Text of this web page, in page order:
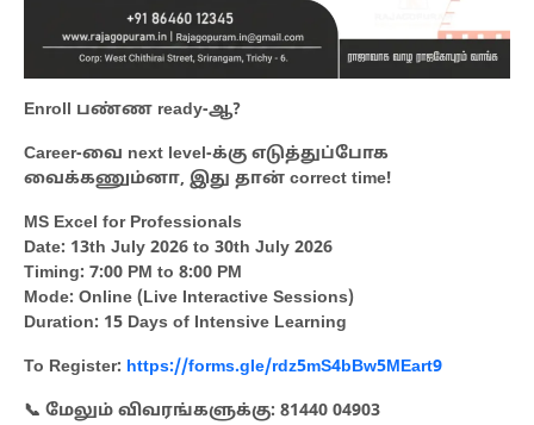
Enroll பண்ண ready-ஆ?
Career-வை next level-க்கு எடுத்துப்போக
வைக்கணும்னா, இது தான் correct time!
MS Excel for Professionals
Date: 13th July 2026 to 30th July 2026
Timing: 7:00 PM to 8:00 PM
Mode: Online (Live Interactive Sessions)
Duration: 15 Days of Intensive Learning
To Register: https://forms.gle/rdz5mS4bBw5MEart9
📞 மேலும் விவரங்களுக்கு: 81440 04903